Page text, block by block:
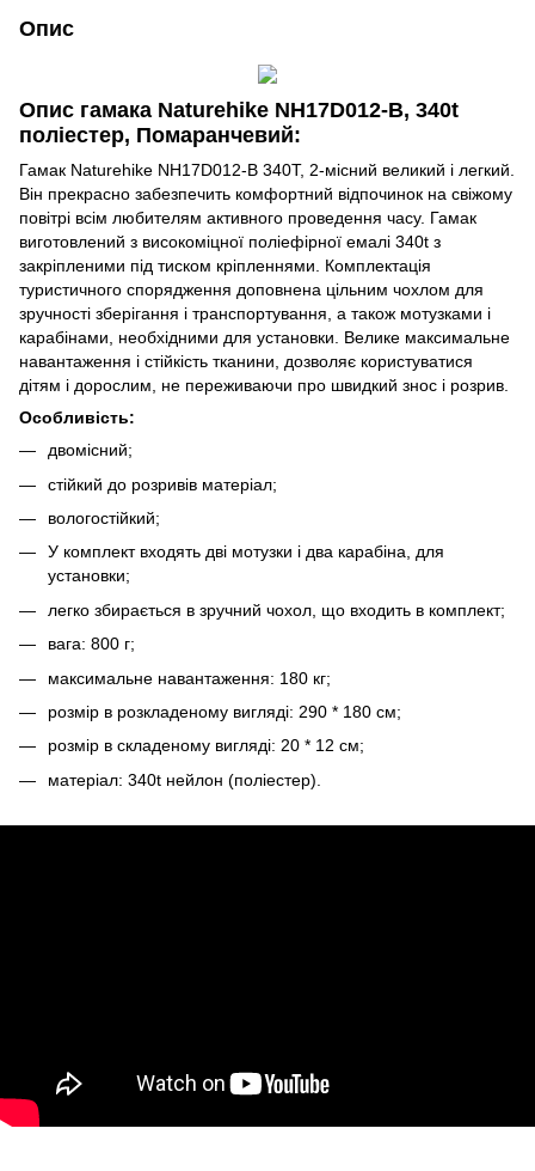
Опис
Опис гамака Naturehike NH17D012-B, 340t
поліестер, Помаранчевий:
Гамак Naturehike NH17D012-B 340T, 2-місний великий і легкий.
Він прекрасно забезпечить комфортний відпочинок на свіжому
повітрі всім любителям активного проведення часу. Гамак
виготовлений з високоміцної поліефірної емалі 340t з
закріпленими під тиском кріпленнями. Комплектація
туристичного спорядження доповнена цільним чохлом для
зручності зберігання і транспортування, а також мотузками і
карабінами, необхідними для установки. Велике максимальне
навантаження і стійкість тканини, дозволяє користуватися
дітям і дорослим, не переживаючи про швидкий знос і розрив.
Особливість:
двомісний;
стійкий до розривів матеріал;
вологостійкий;
У комплект входять дві мотузки і два карабіна, для
установки;
легко збирається в зручний чохол, що входить в комплект;
вага: 800 г;
максимальне навантаження: 180 кг;
розмір в розкладеному вигляді: 290 * 180 см;
розмір в складеному вигляді: 20 * 12 см;
матеріал: 340t нейлон (поліестер).